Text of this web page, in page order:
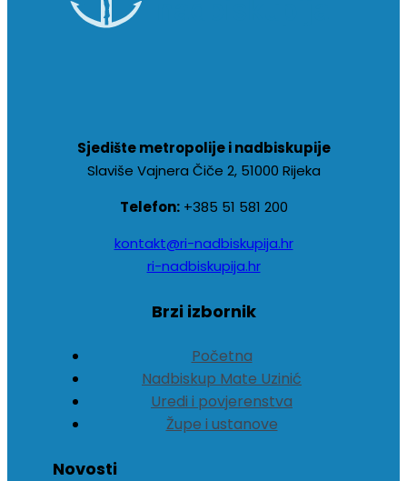
Sjedište metropolije i nadbiskupije
Slaviše Vajnera Čiče 2, 51000 Rijeka
Telefon:+385 51 581 200
kontakt@ri-nadbiskupija.hr
ri-nadbiskupija.hr
Brzi izbornik
Početna
Nadbiskup Mate Uzinić
Uredi i povjerenstva
Župe i ustanove
Novosti